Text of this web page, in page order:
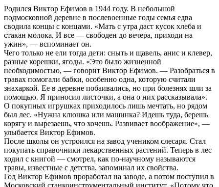
Родился Виктор Ефимов в 1944 году. В небольшой
подмосковной деревне в послевоенные годы семья едва
сводила концы с концами. «Мать с утра даст кусок хлеба и
стакан молока. И все — свободен до вечера, приходи на
ужин», — вспоминает он.
Чего только не ели тогда дети: сныть и щавель, анис и клевер,
разные корешки, ягоды. «Это было жизненной
необходимостью, — говорит Виктор Ефимов. — Разобраться в
травах помогали бабки, особенно одна, которую считали
знахаркой. Ее в деревне побаивались, но при болезнях шли за
помощью. Я приносил листочки, а она о них рассказывала».
О покупных игрушках приходилось лишь мечтать, но рядом
был лес. «Нужна клюшка или машинка? Идешь туда, берешь
корягу и вырезаешь, что хочешь. Развивает воображение», —
улыбается Виктор Ефимов.
После школы он устроился на завод учеником слесаря. Стал
покупать справочники лекарственных растений. Теперь в лес
ходил с книгой — смотрел, как по-научному называются
травы, известные с детства, запоминал их свойства.
Год Виктор Ефимов проработал на заводе, а потом поступил в
Московский станкоинструментальный институт. «Потому что